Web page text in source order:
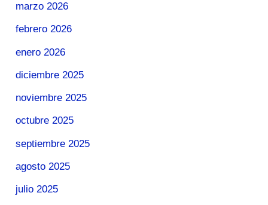
marzo 2026
febrero 2026
enero 2026
diciembre 2025
noviembre 2025
octubre 2025
septiembre 2025
agosto 2025
julio 2025